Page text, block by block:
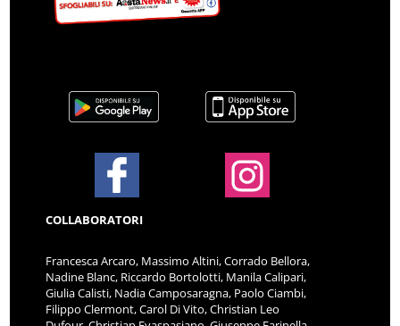
COLLABORATORI
Francesca Arcaro, Massimo Altini, Corrado Bellora,
Nadine Blanc, Riccardo Bortolotti, Manila Calipari,
Giulia Calisti, Nadia Camposaragna, Paolo Ciambi,
Filippo Clermont, Carol Di Vito, Christian Leo